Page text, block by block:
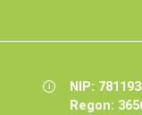
NIP:
Regon: